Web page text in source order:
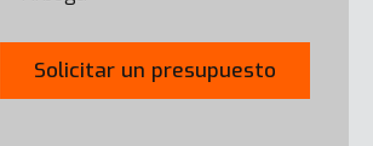
Solicitar un presupuesto